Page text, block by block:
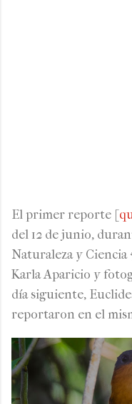
El primer reporte [
del 12 de junio,
Naturaleza y Ciencia
Karla Aparicio y
día siguiente,
reportaron en el